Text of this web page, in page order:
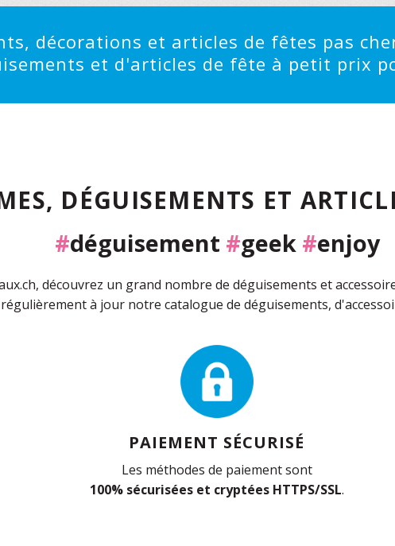
décorations et articles de fêtes pas
et d'articles de fête à petit prix
DÉGUISEMENTS ET
#déguisement #geek #enjoy
découvrez un grand nombre de déguisements et
à jour notre catalogue de déguisements,
PAIEMENT SÉCURISÉ
Les méthodes de paiement sont
100% sécurisées et cryptées HTTPS/SSL.